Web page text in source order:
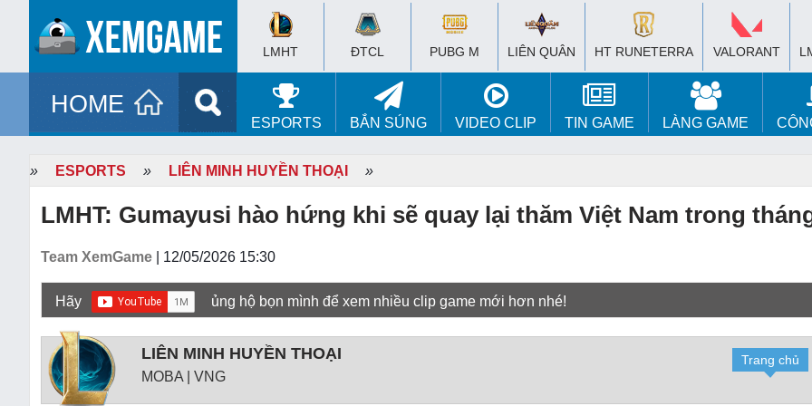
LMHT ĐTCL PUBG M LIÊN QUÂN HT RUNETERRA VALORANT
HOME
ESPORTS BẮN SÚNG VIDEO CLIP TIN GAME LÀNG GAME
» ESPORTS » LIÊN MINH HUYỀN THOẠI »
LMHT: Gumayusi hào hứng khi sẽ quay lại thăm Việt Nam trong
Team XemGame | 12/05/2026 15:30
Hãy ủng hộ bọn mình để xem nhiều clip game mới hơn nhé!
LIÊN MINH HUYỀN THOẠI
MOBA | VNG
Trang chủ